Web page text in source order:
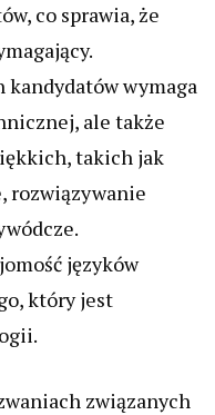
co sprawia, że
wymaga
ale także
takich jak
rozwiązywanie
języków
który jest
związanych